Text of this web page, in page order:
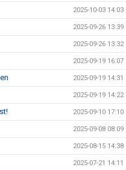
2025-10-03 14:03
2025-09-26 13:39
2025-09-26 13:32
2025-09-19 16:07
2025-09-19 14:31
2025-09-19 14:22
2025-09-10 17:10
2025-09-08 08:09
2025-08-15 14:38
2025-07-21 14:11